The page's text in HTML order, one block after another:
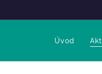
Úvod